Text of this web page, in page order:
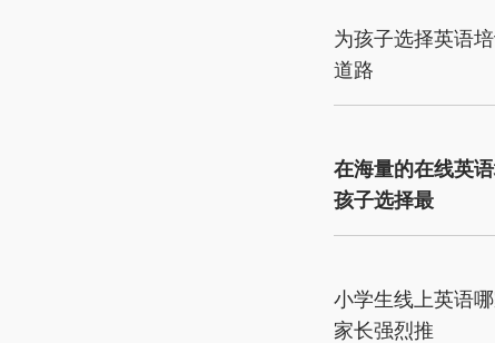
为孩子选择英语
道路
在海量的在线英
孩子选择最
小学生线上英语
家长强烈推